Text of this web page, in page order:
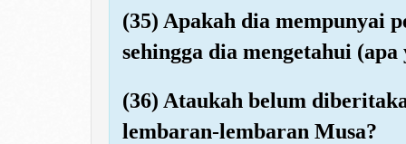
(35) Apakah dia mempunyai
sehingga dia mengetahui
(36) Ataukah belum
lembaran-lembaran Musa?